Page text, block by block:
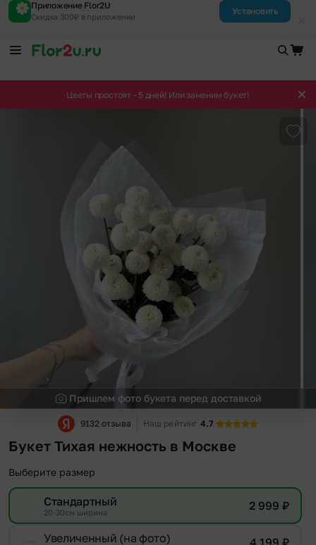
Приложение Flor2U
Скидка 300₽ в приложении
Установить
Цветы простоят - 5 дней! Или заменим букет!
Пришлем фото букета перед доставкой
9132 отзыва Наш рейтинг 4.7
Букет Тихая нежность в Москве
Выберите размер
Стандартный
20-30см ширина 2 999 ₽
Увеличенный (на фото)